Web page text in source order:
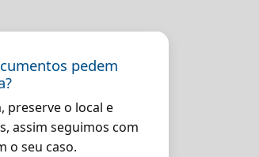
pedem
preserve o local e
assim seguimos com
o seu caso.